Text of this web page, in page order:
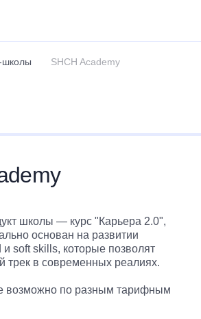
SHCH Academy
школы — курс "Карьера 2.0",
основан на развитии
soft skills, которые позволят
трек в современных реалиях.
возможно по разным тарифным